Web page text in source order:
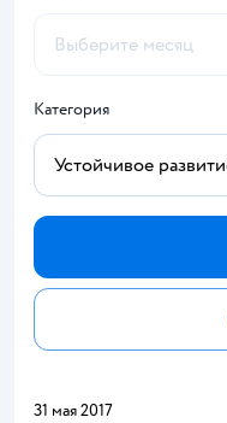
Категория
31 мая 2017